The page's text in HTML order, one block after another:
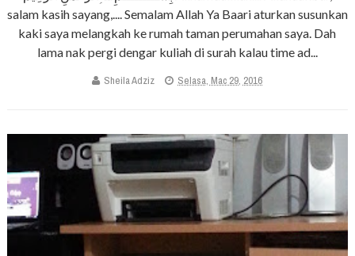
salam kasih sayang,.... Semalam Allah Ya Baari aturkan susunkan
kaki saya melangkah ke rumah taman perumahan saya. Dah
lama nak pergi dengar kuliah di surah kalau time ad...
Sheila Adziz Selasa, Mac 29, 2016